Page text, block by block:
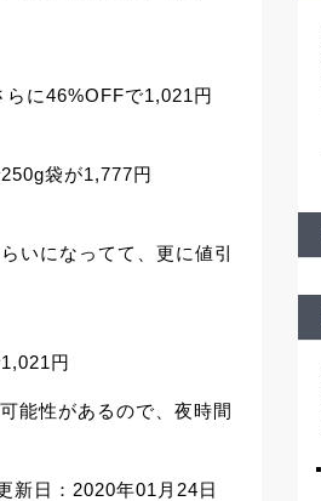
に46%OFFで1,021円
袋が1,777円
いになってて、更に値引
円
能性があるので、夜時間
新日：2020年01月24日